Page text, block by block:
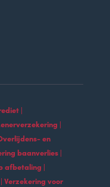
|
|
en
baanverlies |
afbetaling |
Verzekering voor